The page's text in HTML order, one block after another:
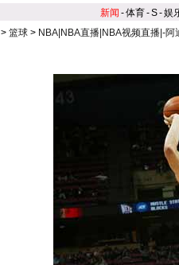
新闻 -体育-S-娱
> 篮球 > NBA|NBA直播|NBA视频直播|-阿